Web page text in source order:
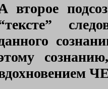
второе